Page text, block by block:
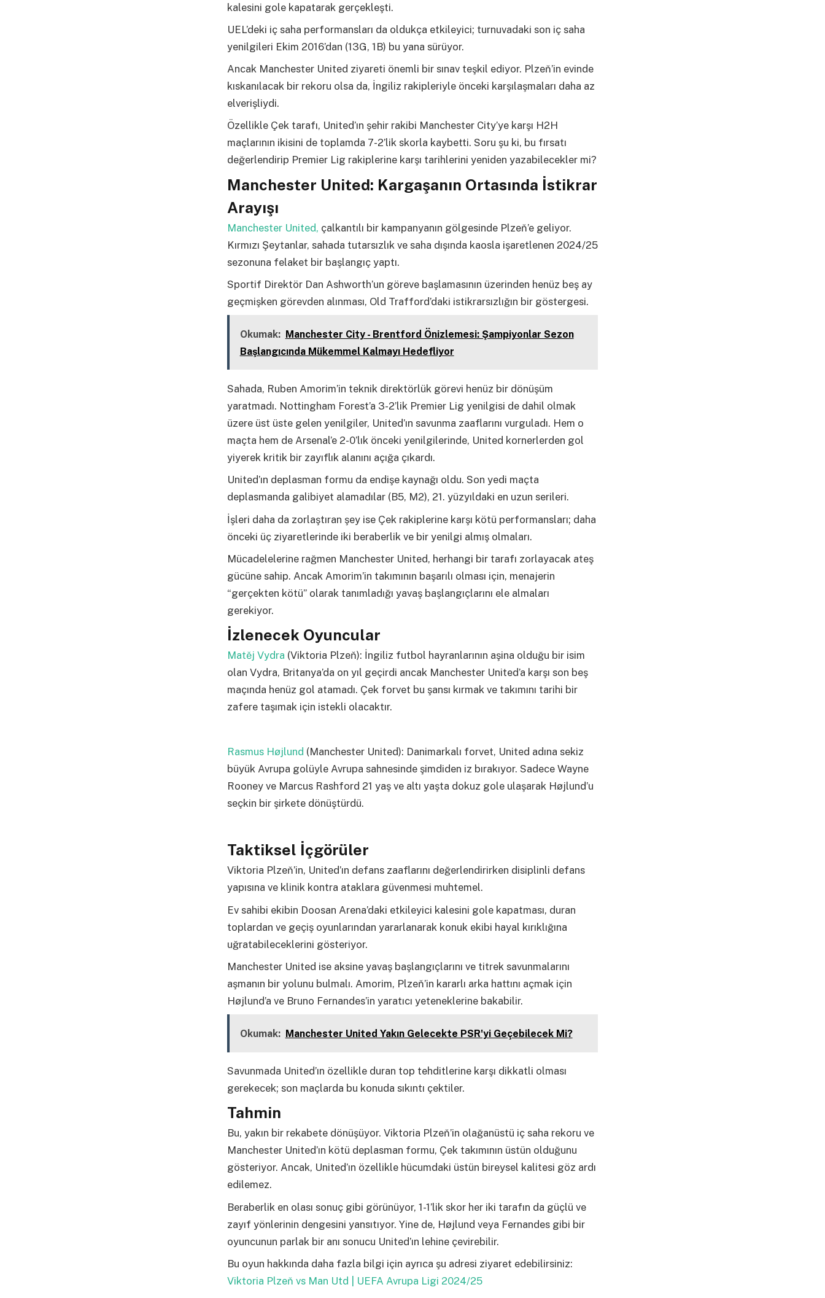
kalesini gole kapatarak gerçekleşti.
UEL’deki iç saha performansları da oldukça etkileyici; turnuvadaki son iç saha
yenilgileri Ekim 2016’dan (13G, 1B) bu yana sürüyor.
Ancak Manchester United ziyareti önemli bir sınav teşkil ediyor. Plzeň’in evinde
kıskanılacak bir rekoru olsa da, İngiliz rakipleriyle önceki karşılaşmaları daha az
elverişliydi.
Özellikle Çek tarafı, United’ın şehir rakibi Manchester City’ye karşı H2H
maçlarının ikisini de toplamda 7-2’lik skorla kaybetti. Soru şu ki, bu fırsatı
değerlendirip Premier Lig rakiplerine karşı tarihlerini yeniden yazabilecekler mi?
Manchester United: Kargaşanın Ortasında İstikrar
Arayışı
Manchester United, çalkantılı bir kampanyanın gölgesinde Plzeň’e geliyor.
Kırmızı Şeytanlar, sahada tutarsızlık ve saha dışında kaosla işaretlenen 2024/25
sezonuna felaket bir başlangıç yaptı.
Sportif Direktör Dan Ashworth’un göreve başlamasının üzerinden henüz beş ay
geçmişken görevden alınması, Old Trafford’daki istikrarsızlığın bir göstergesi.
Okumak: Manchester City - Brentford Önizlemesi: Şampiyonlar Sezon
Başlangıcında Mükemmel Kalmayı Hedefliyor
Sahada, Ruben Amorim’in teknik direktörlük görevi henüz bir dönüşüm
yaratmadı. Nottingham Forest’a 3-2’lik Premier Lig yenilgisi de dahil olmak
üzere üst üste gelen yenilgiler, United’ın savunma zaaflarını vurguladı. Hem o
maçta hem de Arsenal’e 2-0’lık önceki yenilgilerinde, United kornerlerden gol
yiyerek kritik bir zayıflık alanını açığa çıkardı.
United’ın deplasman formu da endişe kaynağı oldu. Son yedi maçta
deplasmanda galibiyet alamadılar (B5, M2), 21. yüzyıldaki en uzun serileri.
İşleri daha da zorlaştıran şey ise Çek rakiplerine karşı kötü performansları; daha
önceki üç ziyaretlerinde iki beraberlik ve bir yenilgi almış olmaları.
Mücadelelerine rağmen Manchester United, herhangi bir tarafı zorlayacak ateş
gücüne sahip. Ancak Amorim’in takımının başarılı olması için, menajerin
“gerçekten kötü” olarak tanımladığı yavaş başlangıçlarını ele almaları
gerekiyor.
İzlenecek Oyuncular
Matěj Vydra (Viktoria Plzeň): İngiliz futbol hayranlarının aşina olduğu bir isim
olan Vydra, Britanya’da on yıl geçirdi ancak Manchester United’a karşı son beş
maçında henüz gol atamadı. Çek forvet bu şansı kırmak ve takımını tarihi bir
zafere taşımak için istekli olacaktır.
Rasmus Højlund (Manchester United): Danimarkalı forvet, United adına sekiz
büyük Avrupa golüyle Avrupa sahnesinde şimdiden iz bırakıyor. Sadece Wayne
Rooney ve Marcus Rashford 21 yaş ve altı yaşta dokuz gole ulaşarak Højlund’u
seçkin bir şirkete dönüştürdü.
Taktiksel İçgörüler
Viktoria Plzeň’in, United’ın defans zaaflarını değerlendirirken disiplinli defans
yapısına ve klinik kontra ataklara güvenmesi muhtemel.
Ev sahibi ekibin Doosan Arena’daki etkileyici kalesini gole kapatması, duran
toplardan ve geçiş oyunlarından yararlanarak konuk ekibi hayal kırıklığına
uğratabileceklerini gösteriyor.
Manchester United ise aksine yavaş başlangıçlarını ve titrek savunmalarını
aşmanın bir yolunu bulmalı. Amorim, Plzeň’in kararlı arka hattını açmak için
Højlund’a ve Bruno Fernandes’in yaratıcı yeteneklerine bakabilir.
Okumak: Manchester United Yakın Gelecekte PSR'yi Geçebilecek Mi?
Savunmada United’ın özellikle duran top tehditlerine karşı dikkatli olması
gerekecek; son maçlarda bu konuda sıkıntı çektiler.
Tahmin
Bu, yakın bir rekabete dönüşüyor. Viktoria Plzeň’in olağanüstü iç saha rekoru ve
Manchester United’ın kötü deplasman formu, Çek takımının üstün olduğunu
gösteriyor. Ancak, United’ın özellikle hücumdaki üstün bireysel kalitesi göz ardı
edilemez.
Beraberlik en olası sonuç gibi görünüyor, 1-1’lik skor her iki tarafın da güçlü ve
zayıf yönlerinin dengesini yansıtıyor. Yine de, Højlund veya Fernandes gibi bir
oyuncunun parlak bir anı sonucu United’ın lehine çevirebilir.
Bu oyun hakkında daha fazla bilgi için ayrıca şu adresi ziyaret edebilirsiniz:
Viktoria Plzeň vs Man Utd | UEFA Avrupa Ligi 2024/25